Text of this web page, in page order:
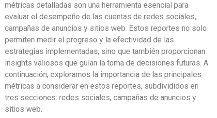
métricas detalladas son una herramienta esencial para
evaluar el desempeño de las cuentas de redes sociales,
campañas de anuncios y sitios web. Estos reportes no solo
permiten medir el progreso y la efectividad de las
estrategias implementadas, sino que también proporcionan
insights valiosos que guían la toma de decisiones futuras. A
continuación, exploramos la importancia de las principales
métricas a considerar en estos reportes, subdivididos en
tres secciones: redes sociales, campañas de anuncios y
sitios web.